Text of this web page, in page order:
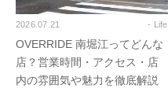
2026.07.21 - Life
OVERRIDE 南堀江ってどんな
店？営業時間・アクセス・店
内の雰囲気や魅力を徹底解説